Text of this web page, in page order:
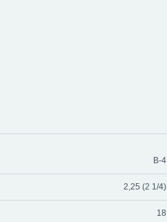
B-4
2,25 (2 1/4)
18